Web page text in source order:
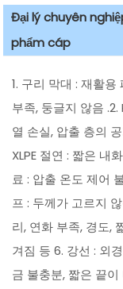
Đại lý chuyên
phẩm cáp
1. 구리 막대 : 재활
부족, 둥글지 않음
열 손실, 압출 층의
XLPE 절연 : 짧은 내
료 : 압출 온도 제어
프 : 두께가 고르지
리, 연화 부족, 경도,
겨짐 등 6. 강선 : 외
금 불충분, 짧은 끝